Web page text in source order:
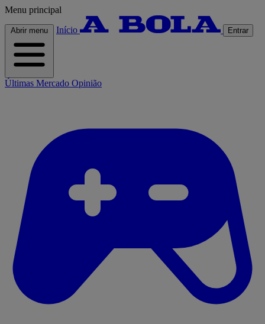
Menu principal
Abrir menu Início Entrar
Últimas Mercado Opinião